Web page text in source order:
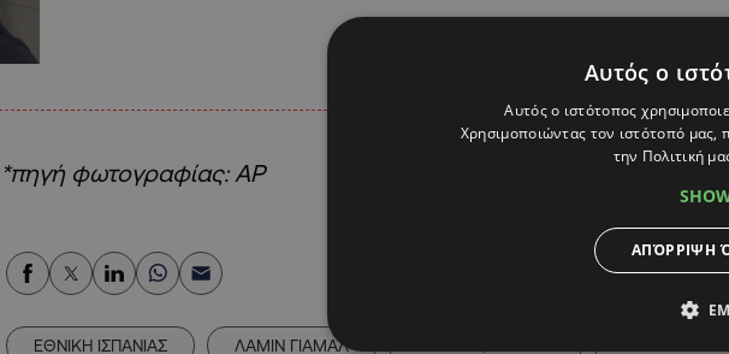
*πηγή φωτογραφίας: AP
Alpha
ΕΘΝΙΚΗ ΙΣΠΑΝΙΑΣ ΛΑΜΙΝ ΓΙΑΜΑΛ
Αυτός ο
Αυτός ο ιστότοπος
Χρησιμοποιώντας τον ιστότοπό
την Πολιτική
ΑΠΌΡΡΙΨΗ